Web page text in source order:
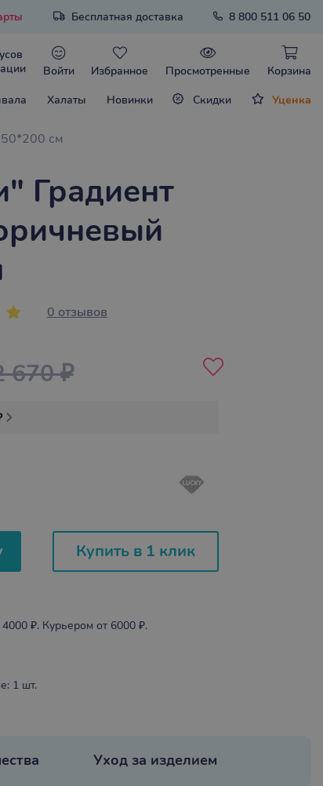
Бесплатная доставка 8 800 511 06 50
Войти Избранное Просмотренные Корзина
Халаты Новинки Скидки Уценка
см
Градиент
0 отзывов
670 ₽
Купить в 1 клик
₽. Курьером от 6000 ₽.
1 шт.
Уход за изделием